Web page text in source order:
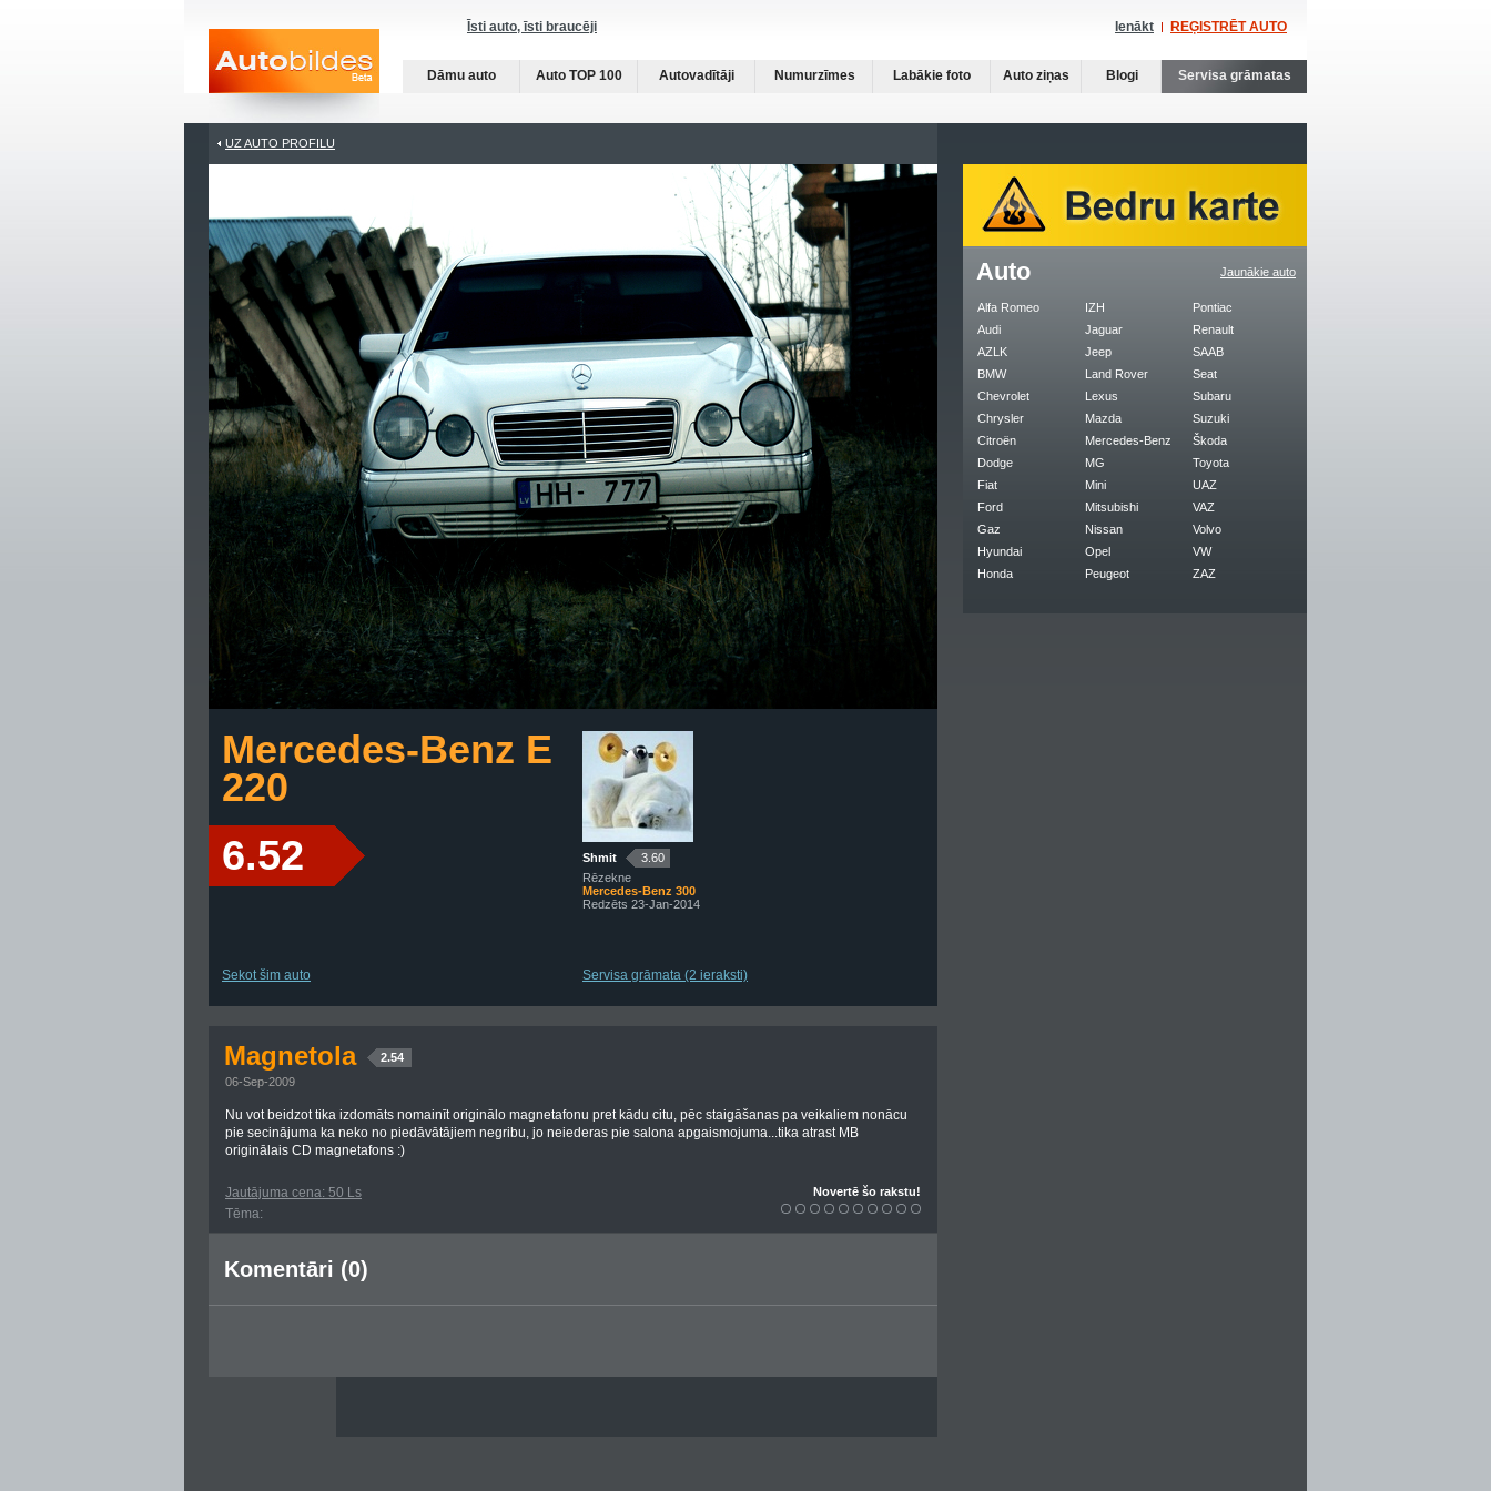
Īsti auto, īsti braucēji Ienākt REĢISTRĒT AUTO
Dāmu auto Auto TOP 100 Autovadītāji Numurzīmes Labākie foto Auto ziņas Blogi Servisa grāmatas
UZ AUTO PROFILU
Mercedes-Benz E
220
6.52
Sekot šim auto
Shmit
3.60
Rēzekne
Mercedes-Benz 300
Redzēts 23-Jan-2014
Servisa grāmata (2 ieraksti)
Magnetola
2.54
06-Sep-2009
Nu vot beidzot tika izdomāts nomainīt originālo magnetafonu pret kādu citu, pēc staigāšanas pa veikaliem nonācu
pie secinājuma ka neko no piedāvātājiem negribu, jo neiederas pie salona apgaismojuma...tika atrast MB
originālais CD magnetafons :)
Jautājuma cena: 50 Ls
Tēma:
Novertē šo rakstu!
Komentāri (0)
Jaunākie auto
Auto
Alfa Romeo
Audi
AZLK
BMW
Chevrolet
Chrysler
Citroën
Dodge
Fiat
Ford
Gaz
Hyundai
Honda
IZH
Jaguar
Jeep
Land Rover
Lexus
Mazda
Mercedes-Benz
MG
Mini
Mitsubishi
Nissan
Opel
Peugeot
Pontiac
Renault
SAAB
Seat
Subaru
Suzuki
Škoda
Toyota
UAZ
VAZ
Volvo
VW
ZAZ